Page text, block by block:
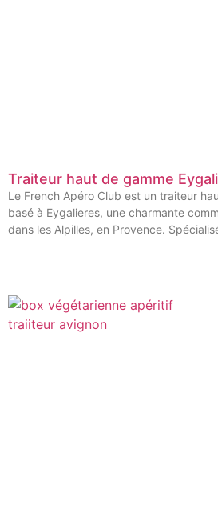
Traiteur haut de gamme
Le French Apéro Club est un traiteur
basé à Eygalieres, une charmante
dans les Alpilles, en Provence.